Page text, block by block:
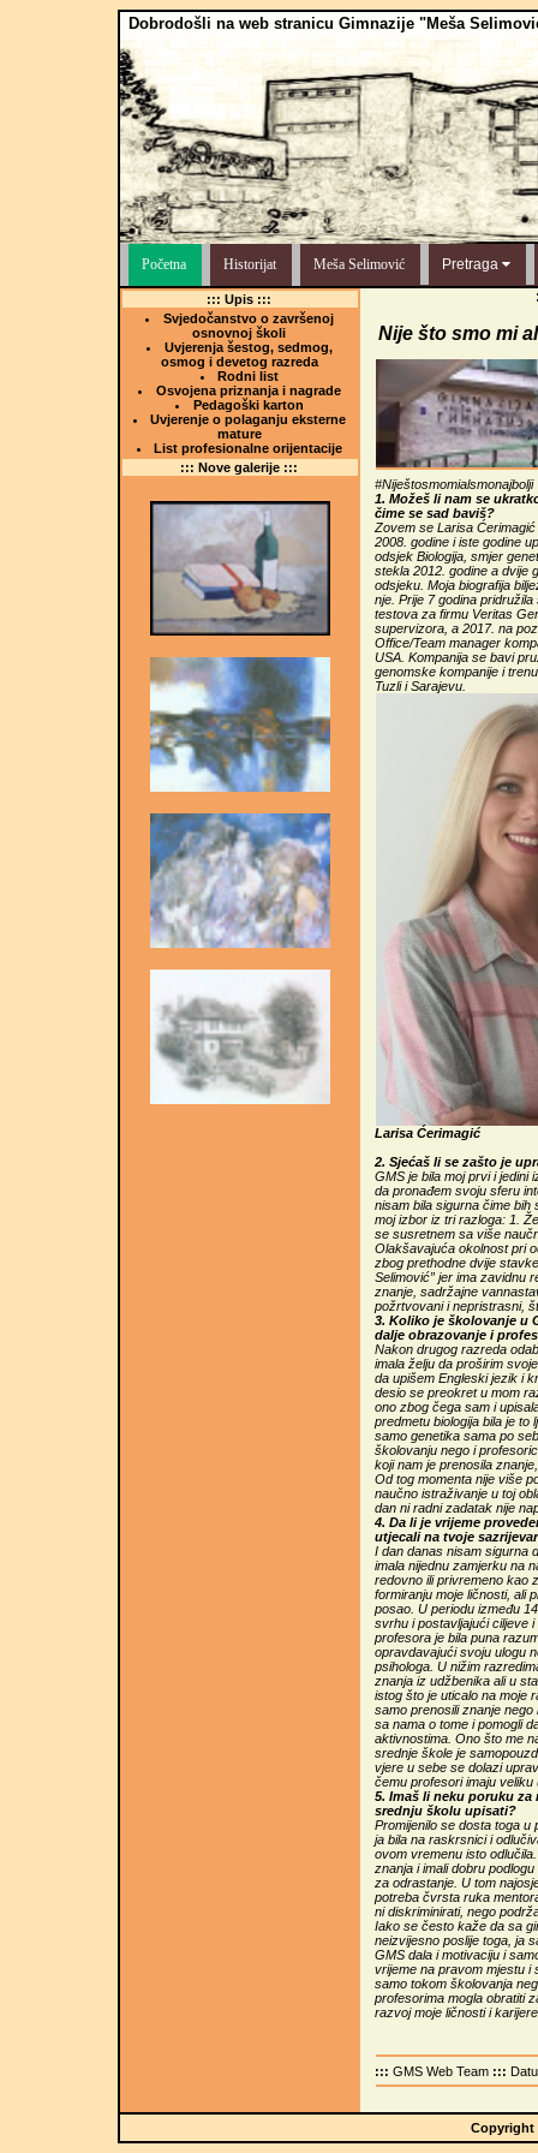
Dobrodošli na web stranicu Gimnazije "Meša
Početna Historijat Meša Selimović Pretraga
::: Upis :::
Svjedočanstvo o završenoj
osnovnoj školi
Uvjerenja šestog, sedmog,
osmog i devetog razreda
Rodni list
Osvojena priznanja i nagrade
Pedagoški karton
Uvjerenje o polaganju eksterne
mature
List profesionalne orijentacije
::: Nove galerije :::
Nije što smo mi
#Niještosmomialsmonajbolji
1. Možeš li nam se
čime se sad baviš?
Zovem se Larisa
2008. godine i iste godine
odsjek Biologija, smjer
stekla 2012. godine a dvije
odsjeku. Moja biografija
nje. Prije 7 godina
testova za firmu Veritas
supervizora, a 2017. na
Office/Team manager
USA. Kompanija se bavi
genomske kompanije i
Tuzli i Sarajevu.
Larisa Ćerimagić
2. Sjećaš li se zašto je
GMS je bila moj prvi i jedini
da pronađem svoju sferu
nisam bila sigurna čime bih
moj izbor iz tri razloga: 1.
se susretnem sa više
Olakšavajuća okolnost pri
zbog prethodne dvije
Selimović” jer ima zavidnu
znanje, sadržajne
požrtvovani i nepristrasni,
3. Koliko je školovanje u
dalje obrazovanje i
Nakon drugog razreda
imala želju da proširim
da upišem Engleski jezik i
desio se preokret u mom
ono zbog čega sam i
predmetu biologija bila je to
samo genetika sama po
školovanju nego i
koji nam je prenosila
Od tog momenta nije više
naučno istraživanje u toj
dan ni radni zadatak nije
4. Da li je vrijeme
utjecali na tvoje
I dan danas nisam sigurna
imala nijednu zamjerku na
redovno ili privremeno kao
formiranju moje ličnosti, ali
posao. U periodu između
svrhu i postavljajući ciljeve
profesora je bila puna
opravdavajući svoju ulogu
psihologa. U nižim
znanja iz udžbenika ali u
istog što je uticalo na moje
samo prenosili znanje
sa nama o tome i pomogli
aktivnostima. Ono što me
srednje škole je
vjere u sebe se dolazi
čemu profesori imaju veliku
5. Imaš li neku poruku
srednju školu upisati?
Promijenilo se dosta toga u
ja bila na raskrsnici i
ovom vremenu isto
znanja i imali dobru
za odrastanje. U tom
potreba čvrsta ruka
ni diskriminirati, nego
Iako se često kaže da sa
neizvijesno poslije toga, ja
GMS dala i motivaciju i
vrijeme na pravom mjestu i
samo tokom školovanja
profesorima mogla obratiti
razvoj moje ličnosti i
:::GMS Web Team :::
Copyright